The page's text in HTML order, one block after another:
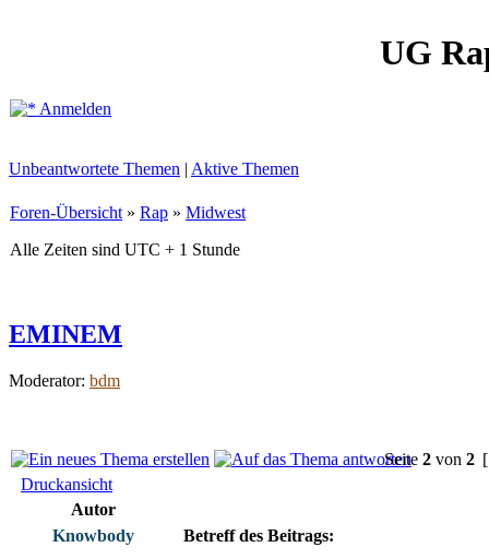
UG
Anmelden
Unbeantwortete Themen | Aktive Themen
Foren-Übersicht » Rap » Midwest
Alle Zeiten sind UTC + 1 Stunde
EMINEM
Moderator: bdm
Seite 2 von 2
Druckansicht
Autor
Knowbody
Betreff des Beitrags: